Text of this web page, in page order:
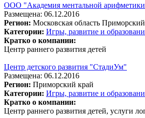
ООО "Академия ментальной арифметики
Размещена: 06.12.2016
Регион: Московская область
Категории: Игры, развитие и
Кратко о компании:
Центр раннего развития детей
Центр детского развития "СтадиУм"
Размещена: 06.12.2016
Регион: Приморский край
Категории: Игры, развитие и
Кратко о компании:
Центр раннего развития детей, услуги